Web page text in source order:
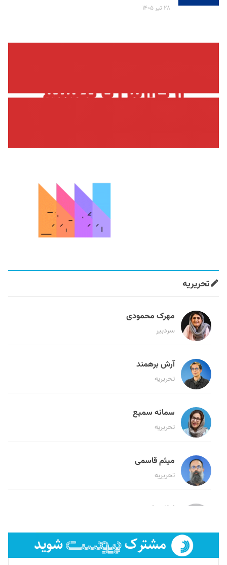
۲۸ تیر ۱۴۰۵
تحریریه
مهرک محمودی
سردبیر
آرش برهمند
تحریریه
سمانه سمیع
تحریریه
میثم قاسمی
تحریریه
لیلا حنارود
فائزه فتحی رستمی